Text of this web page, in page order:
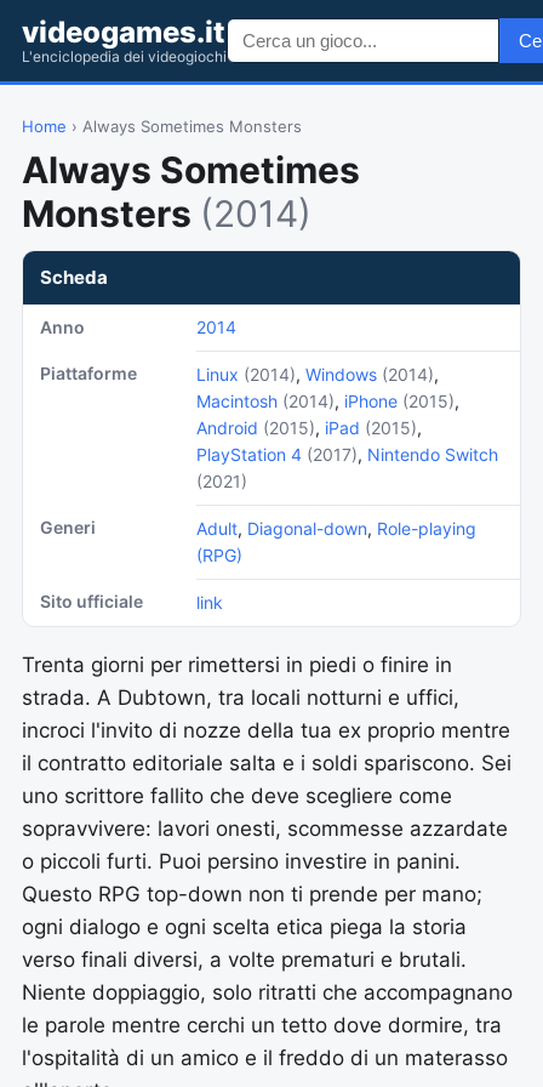
videogames.it
L'enciclopedia dei videogiochi
Home › Always Sometimes Monsters
Always Sometimes
Monsters (2014)
Scheda
Anno 2014
Piattaforme Linux (2014), Windows (2014),
Macintosh (2014), iPhone (2015),
Android (2015), iPad (2015),
PlayStation 4 (2017), Nintendo Switch
(2021)
Generi Adult, Diagonal-down, Role-playing
(RPG)
Sito ufficiale link
Trenta giorni per rimettersi in piedi o finire in
strada. A Dubtown, tra locali notturni e uffici,
incroci l'invito di nozze della tua ex proprio mentre
il contratto editoriale salta e i soldi spariscono. Sei
uno scrittore fallito che deve scegliere come
sopravvivere: lavori onesti, scommesse azzardate
o piccoli furti. Puoi persino investire in panini.
Questo RPG top-down non ti prende per mano;
ogni dialogo e ogni scelta etica piega la storia
verso finali diversi, a volte prematuri e brutali.
Niente doppiaggio, solo ritratti che accompagnano
le parole mentre cerchi un tetto dove dormire, tra
l'ospitalità di un amico e il freddo di un materasso